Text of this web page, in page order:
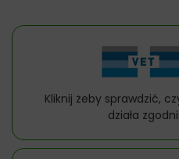
Kliknij żeby sprawdzić,
działa